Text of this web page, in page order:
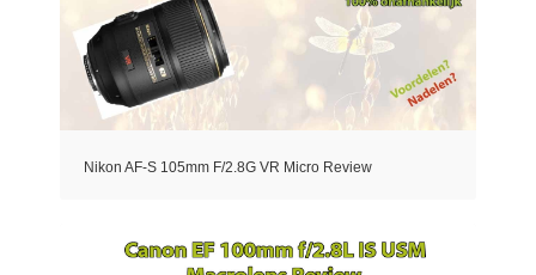
Nikon AF-S 105mm F/2.8G VR Micro Review